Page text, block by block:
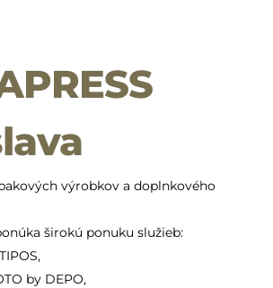
výrobkov a doplnkového
širokú ponuku služieb:
by DEPO,